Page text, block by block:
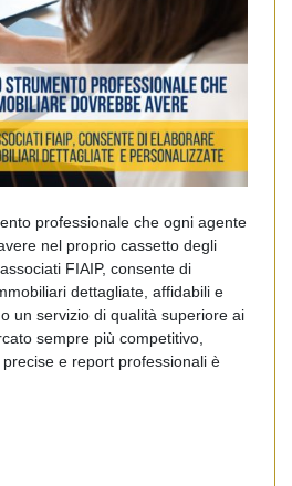
professionale che ogni agente
nel proprio cassetto degli
FIAIP, consente di
dettagliate, affidabili e
un servizio di qualità superiore ai
sempre più competitivo,
e report professionali è